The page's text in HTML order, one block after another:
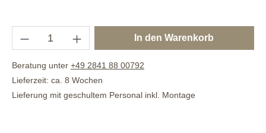
In den Warenkorb
Beratung unter +49 2841 88 00792
Lieferzeit: ca. 8 Wochen
Lieferung mit geschultem Personal inkl. Montage